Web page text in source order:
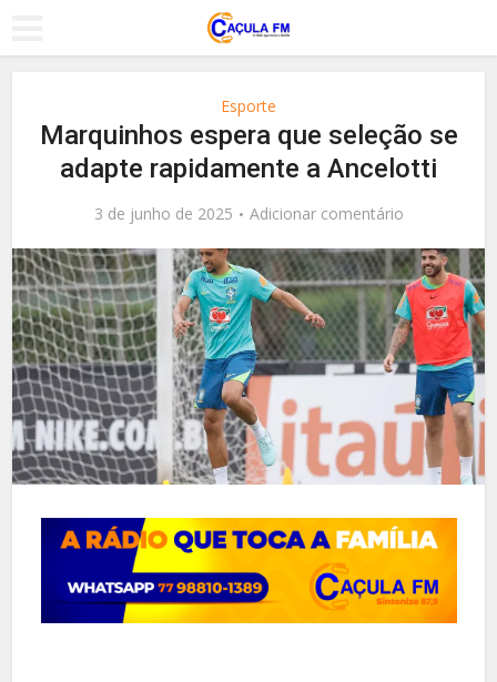
Esporte
Marquinhos espera que seleção se
adapte rapidamente a Ancelotti
3 de junho de 2025 Adicionar comentário